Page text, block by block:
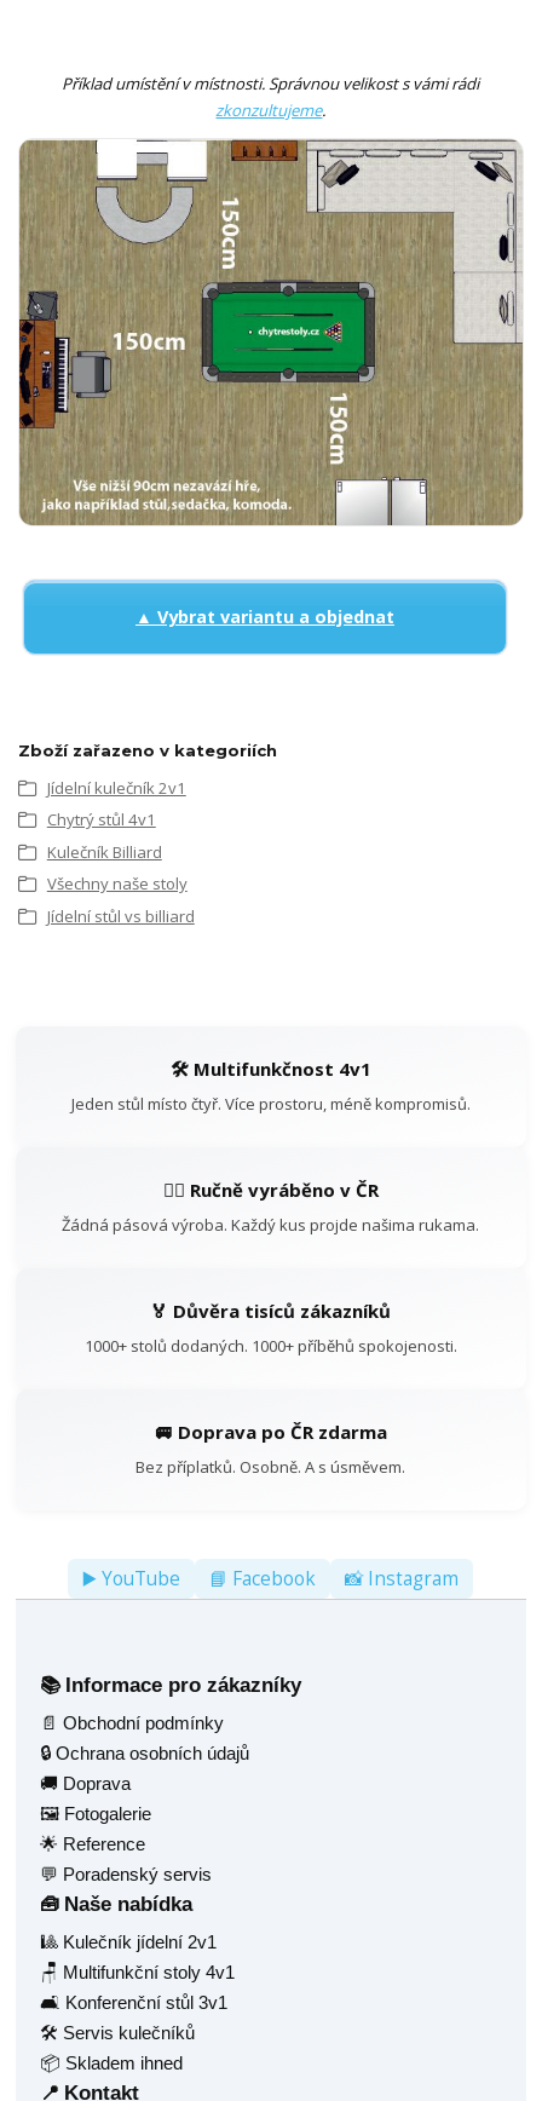
Příklad umístění v místnosti. Správnou velikost s vámi rádi
zkonzultujeme.
▲ Vybrat variantu a objednat
Zboží zařazeno v kategoriích
Jídelní kulečník 2v1
Chytrý stůl 4v1
Kulečník Billiard
Všechny naše stoly
Jídelní stůl vs billiard
🛠️ Multifunkčnost 4v1
Jeden stůl místo čtyř. Více prostoru, méně kompromisů.
👷‍♂️ Ručně vyráběno v ČR
Žádná pásová výroba. Každý kus projde našima rukama.
🏅 Důvěra tisíců zákazníků
1000+ stolů dodaných. 1000+ příběhů spokojenosti.
🚐 Doprava po ČR zdarma
Bez příplatků. Osobně. A s úsměvem.
▶️ YouTube 📘 Facebook 📸 Instagram
📚 Informace pro zákazníky
📄 Obchodní podmínky
🔒 Ochrana osobních údajů
🚚 Doprava
🖼️ Fotogalerie
🌟 Reference
💬 Poradenský servis
🧰 Naše nabídka
🎱 Kulečník jídelní 2v1
🪑 Multifunkční stoly 4v1
🛋️ Konferenční stůl 3v1
🛠️ Servis kulečníků
📦 Skladem ihned
📍 Kontakt